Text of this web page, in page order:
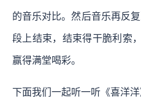
的音乐对比。然后音乐再反
段上结束，结束得干脆利索
赢得满堂喝彩。
下面我们一起听一听《喜洋洋